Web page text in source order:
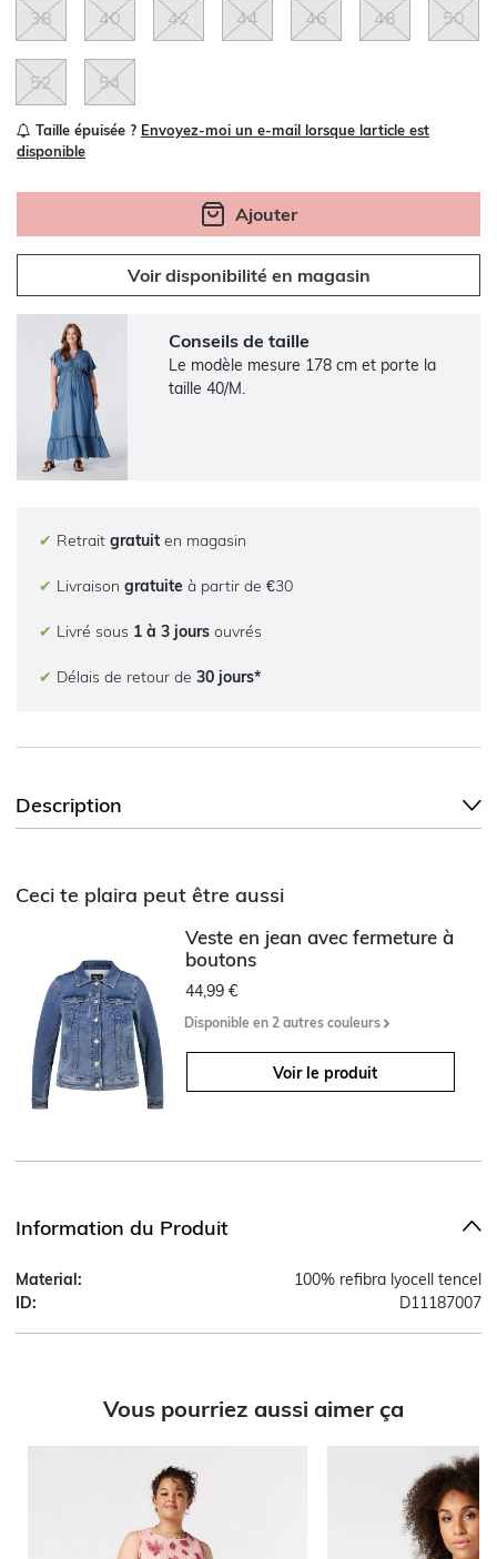
38 40 42 44 46 48 50
52 54
Taille épuisée ? Envoyez-moi un e-mail lorsque larticle est
disponible
Ajouter
Voir disponibilité en magasin
Conseils de taille
Le modèle mesure 178 cm et porte la
taille 40/M.
✔ Retrait gratuit en magasin
✔ Livraison gratuite à partir de €30
✔ Livré sous 1 à 3 jours ouvrés
✔ Délais de retour de 30 jours*
Description
Ceci te plaira peut être aussi
Veste en jean avec fermeture à
boutons
44,99 €
Disponible en 2 autres couleurs
Voir le produit
Information du Produit
Material:
100% refibra lyocell tencel
ID:
D11187007
Vous pourriez aussi aimer ça